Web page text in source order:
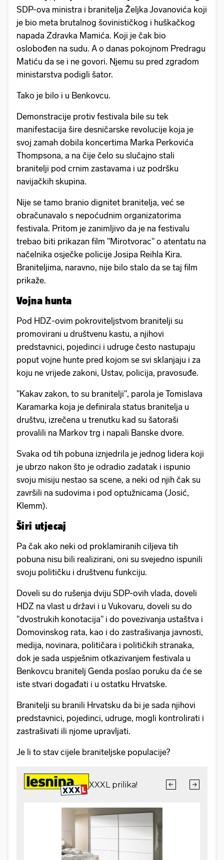
SDP-ova ministra i branitelja Željka Jovanovića koji
je bio meta brutalnog šovinističkog i huškačkog
napada Zdravka Mamića. Koji je čak bio
oslobođen na sudu. A o danas pokojnom Predragu
Matiću da se i ne govori. Njemu su pred zgradom
ministarstva podigli šator.
Tako je bilo i u Benkovcu.
Demonstracije protiv festivala bile su tek
manifestacija šire desničarske revolucije koja je
svoj zamah dobila koncertima Marka Perkovića
Thompsona, a na čije čelo su slučajno stali
branitelji pod crnim zastavama i uz podršku
navijačkih skupina.
Nije se tamo branio dignitet branitelja, već se
obračunavalo s nepoćudnim organizatorima
festivala. Pritom je zanimljivo da je na festivalu
trebao biti prikazan film "Mirotvorac" o atentatu na
načelnika osječke policije Josipa Reihla Kira.
Braniteljima, naravno, nije bilo stalo da se taj film
prikaže.
Vojna hunta
Pod HDZ-ovim pokroviteljstvom branitelji su
promovirani u društvenu kastu, a njihovi
predstavnici, pojedinci i udruge često nastupaju
poput vojne hunte pred kojom se svi sklanjaju i za
koju ne vrijede zakoni, Ustav, policija, pravosuđe.
"Kakav zakon, to su branitelji", parola je Tomislava
Karamarka koja je definirala status branitelja u
društvu, izrečena u trenutku kad su šatoraši
provalili na Markov trg i napali Banske dvore.
Svaka od tih pobuna iznjedrila je jednog lidera koji
je ubrzo nakon što je odradio zadatak i ispunio
svoju misiju nestao sa scene, a neki od njih čak su
završili na sudovima i pod optužnicama (Josić,
Klemm).
Širi utjecaj
Pa čak ako neki od proklamiranih ciljeva tih
pobuna nisu bili realizirani, oni su svejedno ispunili
svoju političku i društvenu funkciju.
Doveli su do rušenja dviju SDP-ovih vlada, doveli
HDZ na vlast u državi i u Vukovaru, doveli su do
"dvostrukih konotacija" i do povezivanja ustaštva i
Domovinskog rata, kao i do zastrašivanja javnosti,
medija, novinara, političara i političkih stranaka,
dok je sada uspješnim otkazivanjem festivala u
Benkovcu branitelj Genda poslao poruku da će se
iste stvari događati i u ostatku Hrvatske.
Branitelji su branili Hrvatsku da bi je sada njihovi
predstavnici, pojedinci, udruge, mogli kontrolirati i
zastrašivati ili njome upravljati.
Je li to stav cijele braniteljske populacije?